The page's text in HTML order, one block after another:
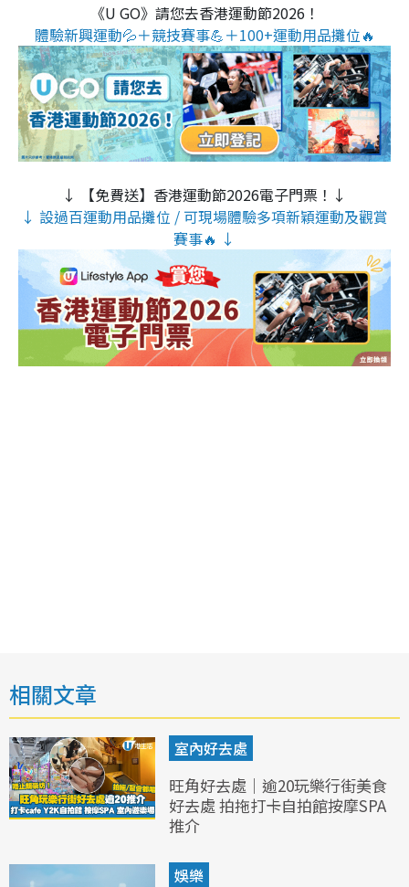
《U GO》請您去香港運動節2026！
體驗新興運動💦＋競技賽事💪＋100+運動用品攤位🔥
↓ 【免費送】香港運動節2026電子門票！↓
↓ 設過百運動用品攤位 / 可現場體驗多項新穎運動及觀賞
賽事🔥 ↓
相關文章
室內好去處
旺角好去處｜逾20玩樂行街美食
好去處 拍拖打卡自拍館按摩SPA
推介
娛樂